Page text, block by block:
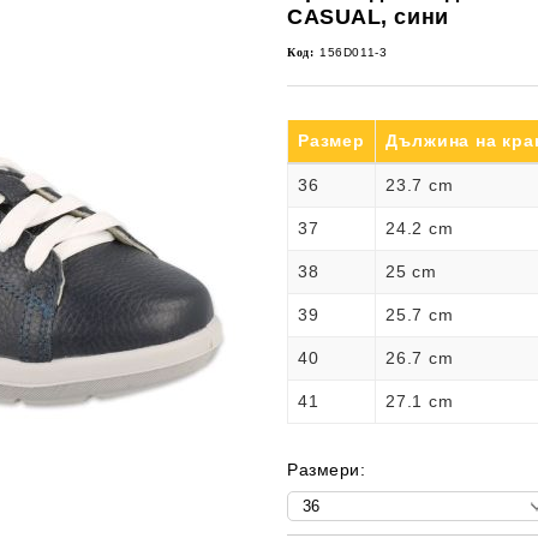
CASUAL, сини
Код: 156D011-3
Размер Дължина на
36 23.7 cm
37 24.2 cm
38 25 cm
39 25.7 cm
40 26.7 cm
41 27.1 cm
Размери: